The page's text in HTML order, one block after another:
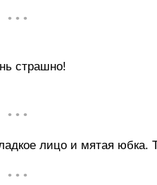
• • •
страшно!
• • •
лицо и мятая юбка.
• • •